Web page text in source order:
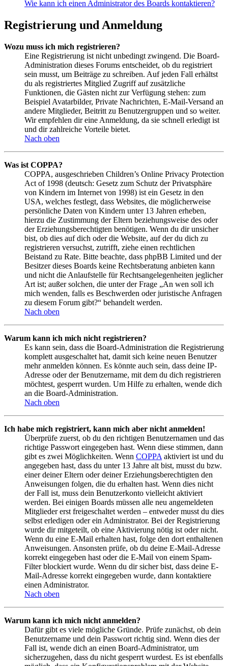
Wie kann ich einen Administrator des Boards kontaktieren?
Registrierung und Anmeldung
Wozu muss ich mich registrieren?
Eine Registrierung ist nicht unbedingt zwingend. Die Board-
Administration dieses Forums entscheidet, ob du registriert
sein musst, um Beiträge zu schreiben. Auf jeden Fall erhältst
du als registriertes Mitglied Zugriff auf zusätzliche
Funktionen, die Gästen nicht zur Verfügung stehen: zum
Beispiel Avatarbilder, Private Nachrichten, E-Mail-Versand an
andere Mitglieder, Beitritt zu Benutzergruppen und so weiter.
Wir empfehlen dir eine Anmeldung, da sie schnell erledigt ist
und dir zahlreiche Vorteile bietet.
Nach oben
Was ist COPPA?
COPPA, ausgeschrieben Children’s Online Privacy Protection
Act of 1998 (deutsch: Gesetz zum Schutz der Privatsphäre
von Kindern im Internet von 1998) ist ein Gesetz in den
USA, welches festlegt, dass Websites, die möglicherweise
persönliche Daten von Kindern unter 13 Jahren erheben,
hierzu die Zustimmung der Eltern beziehungsweise des oder
der Erziehungsberechtigten benötigen. Wenn du dir unsicher
bist, ob dies auf dich oder die Website, auf der du dich zu
registrieren versuchst, zutrifft, ziehe einen rechtlichen
Beistand zu Rate. Bitte beachte, dass phpBB Limited und der
Besitzer dieses Boards keine Rechtsberatung anbieten kann
und nicht die Anlaufstelle für Rechtsangelegenheiten jeglicher
Art ist; außer solchen, die unter der Frage „An wen soll ich
mich wenden, falls es Beschwerden oder juristische Anfragen
zu diesem Forum gibt?“ behandelt werden.
Nach oben
Warum kann ich mich nicht registrieren?
Es kann sein, dass die Board-Administration die Registrierung
komplett ausgeschaltet hat, damit sich keine neuen Benutzer
mehr anmelden können. Es könnte auch sein, dass deine IP-
Adresse oder der Benutzername, mit dem du dich registrieren
möchtest, gesperrt wurden. Um Hilfe zu erhalten, wende dich
an die Board-Administration.
Nach oben
Ich habe mich registriert, kann mich aber nicht anmelden!
Überprüfe zuerst, ob du den richtigen Benutzernamen und das
richtige Passwort eingegeben hast. Wenn diese stimmen, dann
gibt es zwei Möglichkeiten. Wenn COPPA aktiviert ist und du
angegeben hast, dass du unter 13 Jahre alt bist, musst du bzw.
einer deiner Eltern oder deiner Erziehungsberechtigten den
Anweisungen folgen, die du erhalten hast. Wenn dies nicht
der Fall ist, muss dein Benutzerkonto vielleicht aktiviert
werden. Bei einigen Boards müssen alle neu angemeldeten
Mitglieder erst freigeschaltet werden – entweder musst du dies
selbst erledigen oder ein Administrator. Bei der Registrierung
wurde dir mitgeteilt, ob eine Aktivierung nötig ist oder nicht.
Wenn du eine E-Mail erhalten hast, folge den dort enthaltenen
Anweisungen. Ansonsten prüfe, ob du deine E-Mail-Adresse
korrekt eingegeben hast oder die E-Mail von einem Spam-
Filter blockiert wurde. Wenn du dir sicher bist, dass deine E-
Mail-Adresse korrekt eingegeben wurde, dann kontaktiere
einen Administrator.
Nach oben
Warum kann ich mich nicht anmelden?
Dafür gibt es viele mögliche Gründe. Prüfe zunächst, ob dein
Benutzername und dein Passwort richtig sind. Wenn dies der
Fall ist, wende dich an einen Board-Administrator, um
sicherzugehen, dass du nicht gesperrt wurdest. Es ist ebenfalls